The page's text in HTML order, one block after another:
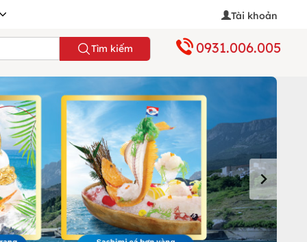
Tài khoản
Tìm kiếm 0931.006.005